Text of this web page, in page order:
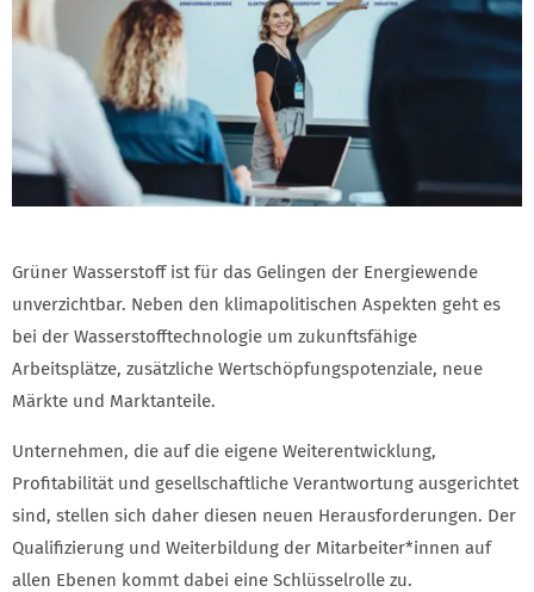
Grüner Wasserstoff ist für das Gelingen der Energiewende
unverzichtbar. Neben den klimapolitischen Aspekten geht es
bei der Wasserstofftechnologie um zukunftsfähige
Arbeitsplätze, zusätzliche Wertschöpfungspotenziale, neue
Märkte und Marktanteile.
Unternehmen, die auf die eigene Weiterentwicklung,
Profitabilität und gesellschaftliche Verantwortung ausgerichtet
sind, stellen sich daher diesen neuen Herausforderungen. Der
Qualifizierung und Weiterbildung der Mitarbeiter*innen auf
allen Ebenen kommt dabei eine Schlüsselrolle zu.